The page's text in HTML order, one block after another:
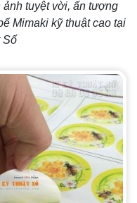
tuyệt vời, ấn tượng
Mimaki kỹ thuật cao tại
Số